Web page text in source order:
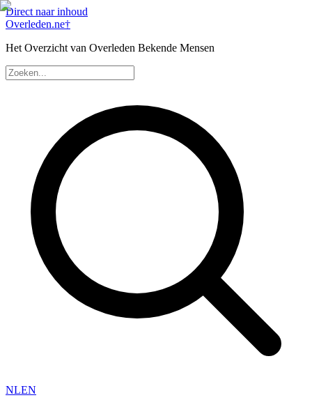
Direct naar inhoud
Overleden.ne†
Het Overzicht van Overleden Bekende Mensen
NLEN